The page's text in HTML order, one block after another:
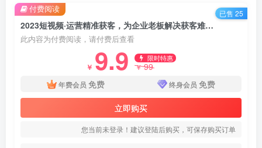
2023短视频·运营精准获客，为企业老板解决获客难 没订单等难题（12节课）
此内容为付费阅读，请付费后查看
￥ 9.9 限时特惠
￥99
年费会员 免费 终身会员 免费
立即购买
您当前未登录！建议登陆后购买，可保存购买订单
付费阅读 已售 25